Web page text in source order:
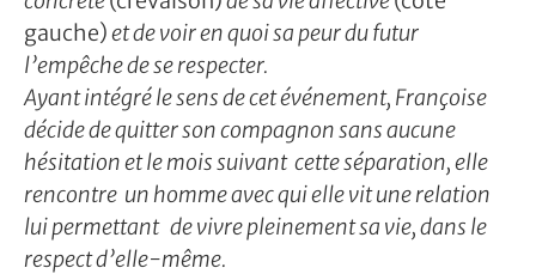
gauche)et de voir en quoi sa peur du futur
l’empêche de se respecter.
Ayant intégré le sens de cet événement, Françoise
décide de quitter son compagnon sans aucune
hésitation et le mois suivant cette séparation, elle
rencontre un homme avec qui elle vit une relation
lui permettant de vivre pleinement sa vie, dans le
respect d’elle-même.